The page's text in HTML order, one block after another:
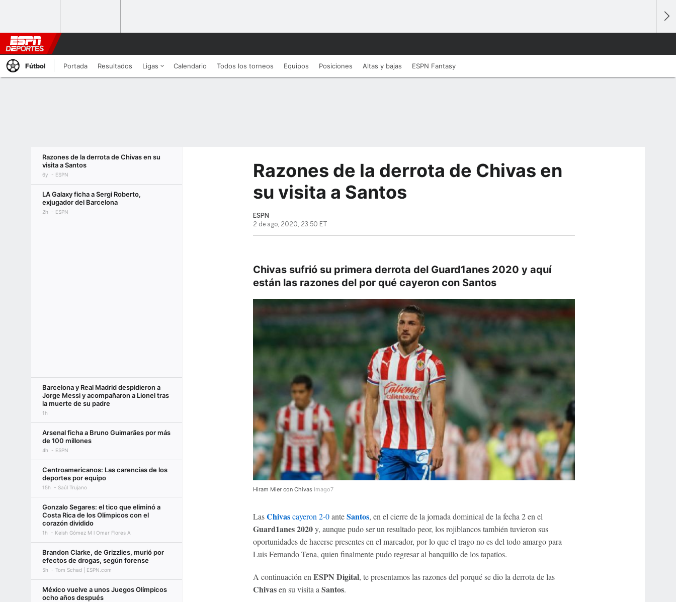
Fútbol Portada Resultados Ligas Calendario Todos los torneos Equipos Posiciones Altas y bajas ESPN Fantasy
Razones de la derrota de Chivas en su
visita a Santos
6y ESPN
LA Galaxy ficha a Sergi Roberto,
exjugador del Barcelona
2h ESPN
Barcelona y Real Madrid despidieron a
Jorge Messi y acompañaron a Lionel tras
la muerte de su padre
1h
Arsenal ficha a Bruno Guimarães por más
de 100 millones
4h ESPN
Centroamericanos: Las carencias de los
deportes por equipo
15h Saúl Trujano
Gonzalo Segares: el tico que eliminó a
Costa Rica de los Olímpicos con el
corazón dividido
1h Keish Gómez M l Omar Flores A
Brandon Clarke, de Grizzlies, murió por
efectos de drogas, según forense
5h Tom Schad | ESPN.com
México vuelve a unos Juegos Olímpicos
ocho años después
Razones de la derrota de Chivas en
su visita a Santos
ESPN
2 de ago, 2020, 23:50 ET
Chivas sufrió su primera derrota del Guard1anes 2020 y aquí
están las razones del por qué cayeron con Santos
Hiram Mier con Chivas Imago7
LasChivas cayeron 2-0anteSantos, en el cierre de la jornada dominical de la fecha 2 en el
Guard1anes 2020y, aunque pudo ser un resultado peor, los rojiblancos también tuvieron sus
oportunidades de hacerse presentes en el marcador, por lo que el trago no es del todo amargo para
Luis Fernando Tena, quien finalmente pudo regresar al banquillo de los tapatíos.
A continuación enESPN Digital, te presentamos las razones del porqué se dio la derrota de las
Chivasen su visita aSantos.